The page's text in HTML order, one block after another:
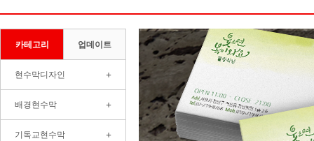
카테고리 업데이트
현수막디자인 +
배경현수막 +
기독교현수막 +